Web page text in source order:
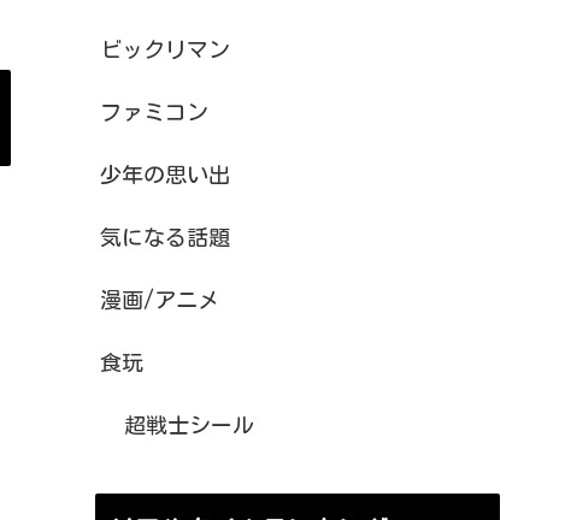
ビックリマン
ファミコン
少年の思い出
気になる話題
漫画/アニメ
食玩
超戦士シール